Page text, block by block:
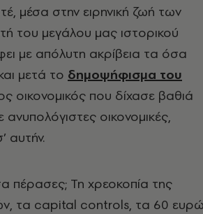
μέσα στην ειρηνική ζωή των
του μεγάλου μας ιστορικού
με απόλυτη ακρίβεια τα όσα
μετά το δημοψήφισμα του
οικονομικός που δίχασε βαθιά
ανυπολόγιστες οικονομικές,
αυτήν.
πέρασες; Τη χρεοκοπία της
τα capital controls, τα 60